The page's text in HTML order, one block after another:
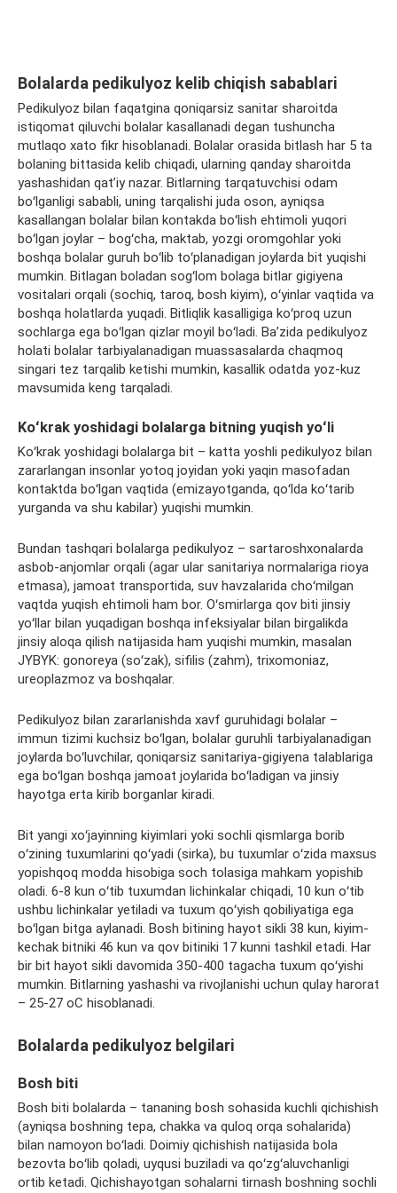
Bolalarda pedikulyoz kelib chiqish sabablari
Pedikulyoz bilan faqatgina qoniqarsiz sanitar sharoitda
istiqomat qiluvchi bolalar kasallanadi degan tushuncha
mutlaqo xato fikr hisoblanadi. Bolalar orasida bitlash har 5 ta
bolaning bittasida kelib chiqadi, ularning qanday sharoitda
yashashidan qatʼiy nazar. Bitlarning tarqatuvchisi odam
boʻlganligi sababli, uning tarqalishi juda oson, ayniqsa
kasallangan bolalar bilan kontakda boʻlish ehtimoli yuqori
boʻlgan joylar – bogʻcha, maktab, yozgi oromgohlar yoki
boshqa bolalar guruh boʻlib toʻplanadigan joylarda bit yuqishi
mumkin. Bitlagan boladan sogʻlom bolaga bitlar gigiyena
vositalari orqali (sochiq, taroq, bosh kiyim), oʻyinlar vaqtida va
boshqa holatlarda yuqadi. Bitliqlik kasalligiga koʻproq uzun
sochlarga ega boʻlgan qizlar moyil boʻladi. Baʼzida pedikulyoz
holati bolalar tarbiyalanadigan muassasalarda chaqmoq
singari tez tarqalib ketishi mumkin, kasallik odatda yoz-kuz
mavsumida keng tarqaladi.
Koʻkrak yoshidagi bolalarga bitning yuqish yoʻli
Koʻkrak yoshidagi bolalarga bit – katta yoshli pedikulyoz bilan
zararlangan insonlar yotoq joyidan yoki yaqin masofadan
kontaktda boʻlgan vaqtida (emizayotganda, qoʻlda koʻtarib
yurganda va shu kabilar) yuqishi mumkin.
Bundan tashqari bolalarga pedikulyoz – sartaroshxonalarda
asbob-anjomlar orqali (agar ular sanitariya normalariga rioya
etmasa), jamoat transportida, suv havzalarida choʻmilgan
vaqtda yuqish ehtimoli ham bor. Oʻsmirlarga qov biti jinsiy
yoʻllar bilan yuqadigan boshqa infeksiyalar bilan birgalikda
jinsiy aloqa qilish natijasida ham yuqishi mumkin, masalan
JYBYK: gonoreya (soʻzak), sifilis (zahm), trixomoniaz,
ureoplazmoz va boshqalar.
Pedikulyoz bilan zararlanishda xavf guruhidagi bolalar –
immun tizimi kuchsiz boʻlgan, bolalar guruhli tarbiyalanadigan
joylarda boʻluvchilar, qoniqarsiz sanitariya-gigiyena talablariga
ega boʻlgan boshqa jamoat joylarida boʻladigan va jinsiy
hayotga erta kirib borganlar kiradi.
Bit yangi xoʻjayinning kiyimlari yoki sochli qismlarga borib
oʻzining tuxumlarini qoʻyadi (sirka), bu tuxumlar oʻzida maxsus
yopishqoq modda hisobiga soch tolasiga mahkam yopishib
oladi. 6-8 kun oʻtib tuxumdan lichinkalar chiqadi, 10 kun oʻtib
ushbu lichinkalar yetiladi va tuxum qoʻyish qobiliyatiga ega
boʻlgan bitga aylanadi. Bosh bitining hayot sikli 38 kun, kiyim-
kechak bitniki 46 kun va qov bitiniki 17 kunni tashkil etadi. Har
bir bit hayot sikli davomida 350-400 tagacha tuxum qoʻyishi
mumkin. Bitlarning yashashi va rivojlanishi uchun qulay harorat
– 25-27 oC hisoblanadi.
Bolalarda pedikulyoz belgilari
Bosh biti
Bosh biti bolalarda – tananing bosh sohasida kuchli qichishish
(ayniqsa boshning tepa, chakka va quloq orqa sohalarida)
bilan namoyon boʻladi. Doimiy qichishish natijasida bola
bezovta boʻlib qoladi, uyqusi buziladi va qoʻzgʻaluvchanligi
ortib ketadi. Qichishayotgan sohalarni tirnash boshning sochli